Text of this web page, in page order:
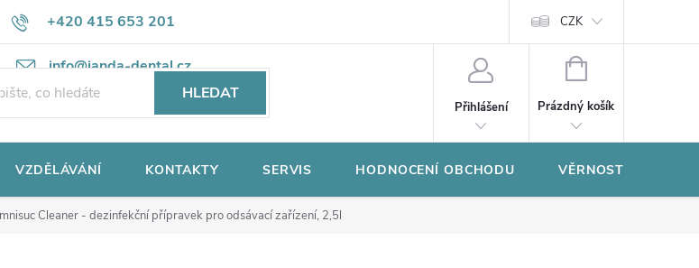
+420 415 653 201
info@janda-dental.cz
Ochrana osobních údajů CZK
HLEDAT
Přihlášení
NÁKUPNÍ
Prázdný košík
VZDĚLÁVÁNÍ KONTAKTY SERVIS HODNOCENÍ OBCHODU VĚRNOSTNÍ
Cleaner - dezinfekční přípravek pro odsávací zařízení, 2,5l